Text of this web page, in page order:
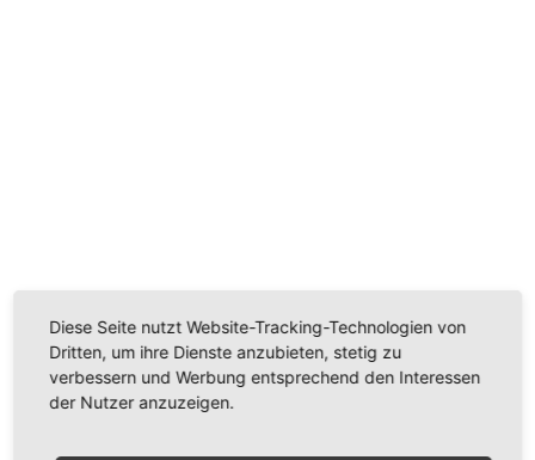
Akzeptieren
Powered byUsercentrics Consent Management
Diese Seite nutzt Website-Tracking-Technologien von
Dritten, um ihre Dienste anzubieten, stetig zu
verbessern und Werbung entsprechend den Interessen
der Nutzer anzuzeigen.